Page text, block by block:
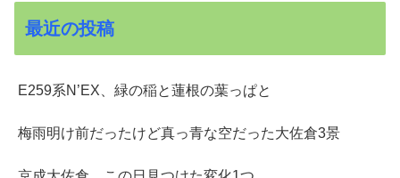
最近の投稿
E259系N’EX、緑の稲と蓮根の葉っぱと
梅雨明け前だったけど真っ青な空だった大佐倉3景